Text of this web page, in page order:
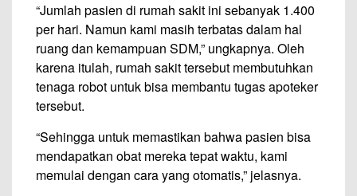
“Jumlah pasien di rumah sakit ini sebanyak 1.400
per hari. Namun kami masih terbatas dalam hal
ruang dan kemampuan SDM,” ungkapnya. Oleh
karena itulah, rumah sakit tersebut membutuhkan
tenaga robot untuk bisa membantu tugas apoteker
tersebut.
“Sehingga untuk memastikan bahwa pasien bisa
mendapatkan obat mereka tepat waktu, kami
memulai dengan cara yang otomatis,” jelasnya.